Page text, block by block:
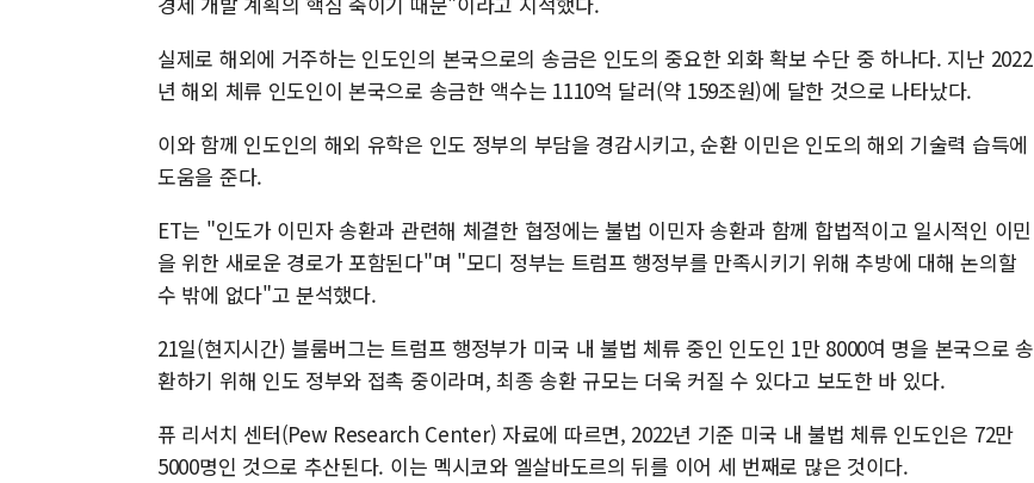
실제로 해외에 거주하는 인도인의 본국으로의 송금은 인도의 중요한 외화 확보 수단 중 하나다. 지난 2022
년 해외 체류 인도인이 본국으로 송금한 액수는 1110억 달러(약 159조원)에 달한 것으로 나타났다.
이와 함께 인도인의 해외 유학은 인도 정부의 부담을 경감시키고, 순환 이민은 인도의 해외 기술력 습득에
도움을 준다.
ET는 "인도가 이민자 송환과 관련해 체결한 협정에는 불법 이민자 송환과 함께 합법적이고 일시적인 이민
을 위한 새로운 경로가 포함된다"며 "모디 정부는 트럼프 행정부를 만족시키기 위해 추방에 대해 논의할
수 밖에 없다"고 분석했다.
21일(현지시간) 블룸버그는 트럼프 행정부가 미국 내 불법 체류 중인 인도인 1만 8000여 명을 본국으로 송
환하기 위해 인도 정부와 접촉 중이라며, 최종 송환 규모는 더욱 커질 수 있다고 보도한 바 있다.
퓨 리서치 센터(Pew Research Center) 자료에 따르면, 2022년 기준 미국 내 불법 체류 인도인은 72만
5000명인 것으로 추산된다. 이는 멕시코와 엘살바도르의 뒤를 이어 세 번째로 많은 것이다.